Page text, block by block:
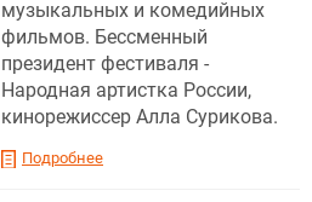
музыкальных и комедийных
фильмов. Бессменный
президент фестиваля -
Народная артистка России,
кинорежиссер Алла Сурикова.
Подробнее